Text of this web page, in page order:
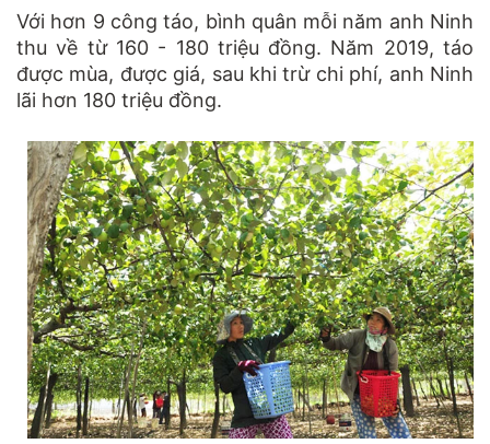
Với hơn 9 công táo, bình quân mỗi năm anh Ninh
thu về từ 160 - 180 triệu đồng. Năm 2019, táo
được mùa, được giá, sau khi trừ chi phí, anh Ninh
lãi hơn 180 triệu đồng.